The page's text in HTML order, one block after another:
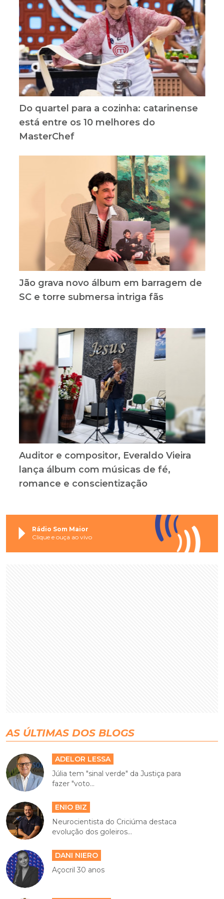
Do quartel para a cozinha: catarinense
está entre os 10 melhores do
MasterChef
Jão grava novo álbum em barragem de
SC e torre submersa intriga fãs
Auditor e compositor, Everaldo Vieira
lança álbum com músicas de fé,
romance e conscientização
Rádio Som Maior
Clique e ouça ao vivo
AS ÚLTIMAS DOS BLOGS
ADELOR LESSA
Júlia tem "sinal verde" da Justiça para
fazer "voto...
ENIO BIZ
Neurocientista do Criciúma destaca
evolução dos goleiros...
DANI NIERO
Açocril 30 anos